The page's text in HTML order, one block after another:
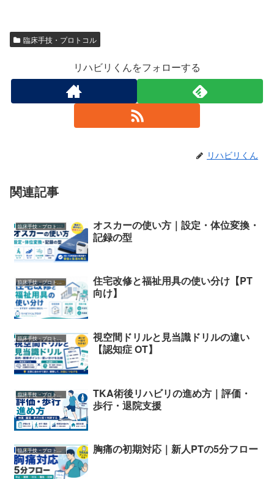
臨床手技・プロトコル
リハビリくんをフォローする
リハビリくん
関連記事
臨床手技・プロトコル
オスカーの使い方｜設定・体位変換・
記録の型
臨床手技・プロトコル
住宅改修と福祉用具の使い分け【PT
向け】
視空間ドリルと見当識ドリルの違い
【認知症 OT】
TKA術後リハビリの進め方｜評価・
歩行・退院支援
胸痛の初期対応｜新人PTの5分フロー